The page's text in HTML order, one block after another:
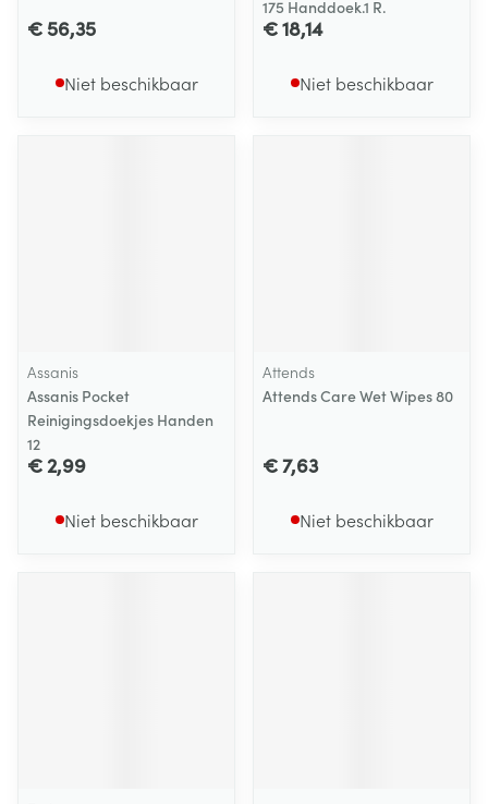
€ 56,35
Niet beschikbaar
175 Handdoek.1 R.
€ 18,14
Niet beschikbaar
Assanis
Assanis Pocket
Reinigingsdoekjes Handen
12
€ 2,99
Niet beschikbaar
Attends
Attends Care Wet Wipes 80
€ 7,63
Niet beschikbaar